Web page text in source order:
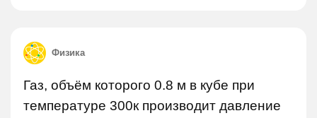
Физика
Газ, объём которого 0.8 м в кубе при
температуре 300к производит давление